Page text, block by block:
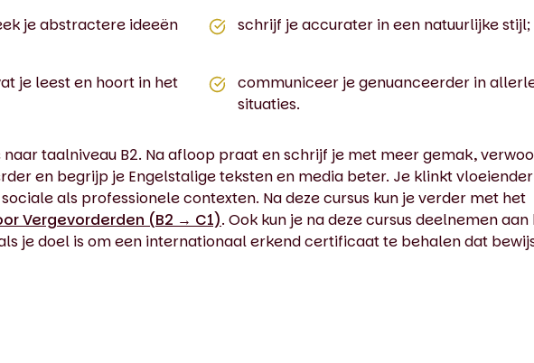
je abstractere ideeën
schrijf je accurater in een natuurlijke stijl;
je leest en hoort in het
communiceer je genuanceerder in
situaties.
naar taalniveau B2. Na afloop praat en schrijf je met meer gemak,
en begrijp je Engelstalige teksten en media beter. Je klinkt
als professionele contexten. Na deze cursus kun je verder met het
Vergevorderden (B2 → C1). Ook kun je na deze cursus deelnemen aan
je doel is om een internationaal erkend certificaat te behalen dat